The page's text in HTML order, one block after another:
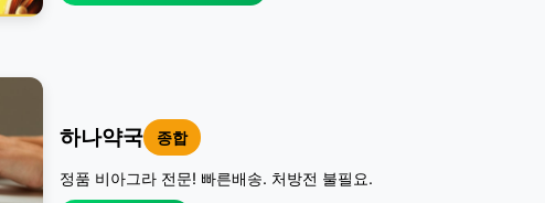
하나약국 종합
정품 비아그라 전문! 빠른배송. 처방전 불필요.